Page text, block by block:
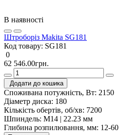
В наявності
Штроборіз Makita SG181
Код товару: SG181
0
62 546.00грн.
Додати до кошика
Споживана потужність, Вт: 2150
Діаметр диска: 180
Кількість обертів, об/хв: 7200
Шпиндель: M14 | 22.23 мм
Глибина розпилювання, мм: 12-60